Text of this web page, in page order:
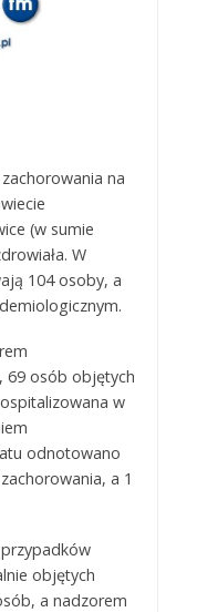
na
(w sumie
W
104 osoby, a
69 osób objętych
w
odnotowano
a 1
objętych
a nadzorem